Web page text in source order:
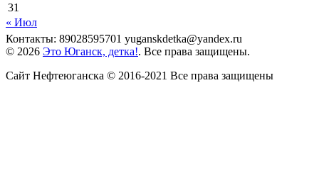
31
« Июл
Контакты: 89028595701 yuganskdetka@yandex.ru
© 2026 Это Юганск, детка!. Все права защищены.
Сайт Нефтеюганска © 2016-2021 Все права защищены